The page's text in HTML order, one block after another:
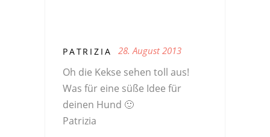
PATRIZIA 28. August 2013
Oh die Kekse sehen toll aus!
Was für eine süße Idee für
deinen Hund 🙂
Patrizia